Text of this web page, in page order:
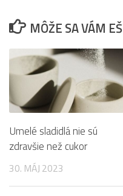
MÔŽE SA VÁM
Umelé sladidlá nie sú
zdravšie než cukor
30. MÁJ 2023